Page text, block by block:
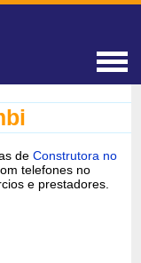
deConstrutora no
telefones no
e prestadores.